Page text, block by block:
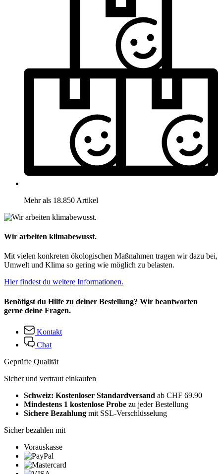
Mehr als 18.850 Artikel
Wir arbeiten klimabewusst.
Mit vielen konkreten ökologischen Maßnahmen tragen wir dazu bei,
Umwelt und Klima so gering wie möglich zu belasten.
Hier findest du weitere Informationen.
Benötigst du Hilfe zu deiner Bestellung? Wir beantworten
gerne deine Fragen.
Kontakt
Chat
Geprüfte Qualität
Sicher und vertraut einkaufen
Schweiz: Kostenloser Standardversand ab CHF 69.90
Mindestens 1 kostenlose Probe zu jeder Bestellung
Sichere Bezahlung mit SSL-Verschlüsselung
Sicher bezahlen mit
Vorauskasse